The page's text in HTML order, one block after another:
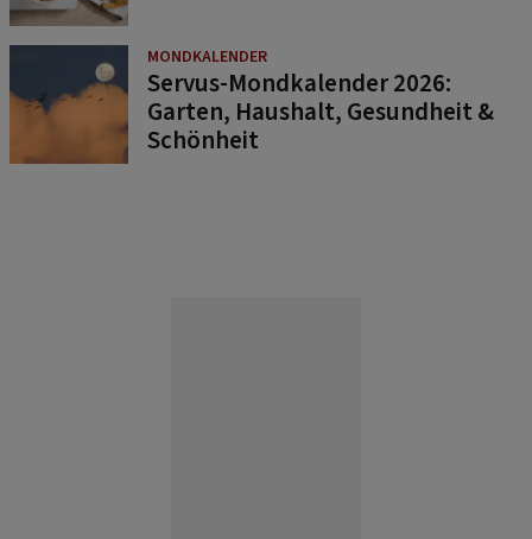
MONDKALENDER
Servus-Mondkalender 2026:
Garten, Haushalt, Gesundheit &
Schönheit